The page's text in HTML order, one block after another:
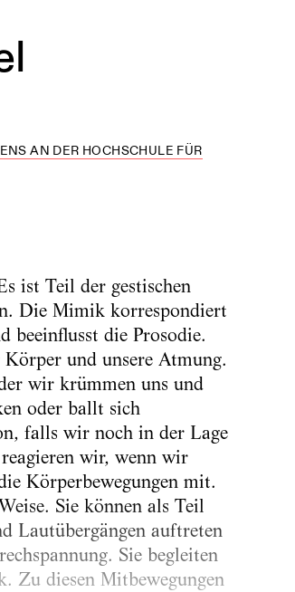
AN DER HOCHSCHULE FÜR
ist Teil der gestischen
Die Mimik korrespondiert
die Prosodie.
und unsere Atmung.
wir krümmen uns und
oder ballt sich
falls wir noch in der Lage
wir, wenn wir
Körperbewegungen mit.
Sie können als Teil
Lautübergängen auftreten
Sie begleiten
Zu diesen Mitbewegungen